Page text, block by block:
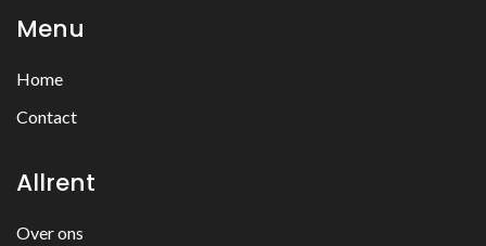
Menu
Home
Contact
Allrent
Over ons